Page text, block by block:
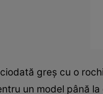
greş cu o
un model până